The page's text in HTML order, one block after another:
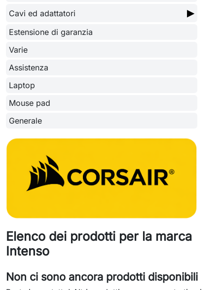
Cavi ed adattatori
▶
Estensione di garanzia
Varie
Assistenza
Laptop
Mouse pad
Generale
Elenco dei prodotti per la marca
Intenso
Non ci sono ancora prodotti disponibili